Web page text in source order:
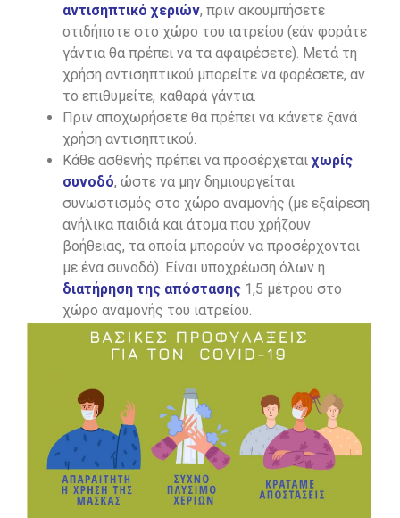
αντισηπτικό χεριών, πριν ακουμπήσετε
οτιδήποτε στο χώρο του ιατρείου (εάν φοράτε
γάντια θα πρέπει να τα αφαιρέσετε). Μετά τη
χρήση αντισηπτικού μπορείτε να φορέσετε, αν
το επιθυμείτε, καθαρά γάντια.
Πριν αποχωρήσετε θα πρέπει να κάνετε ξανά
χρήση αντισηπτικού.
Κάθε ασθενής πρέπει να προσέρχεταιχωρίς
συνοδό, ώστε να μην δημιουργείται
συνωστισμός στο χώρο αναμονής (με εξαίρεση
ανήλικα παιδιά και άτομα που χρήζουν
βοήθειας, τα οποία μπορούν να προσέρχονται
με ένα συνοδό). Είναι υποχρέωση όλων η
διατήρηση της απόστασης 1,5 μέτρου στο
χώρο αναμονής του ιατρείου.